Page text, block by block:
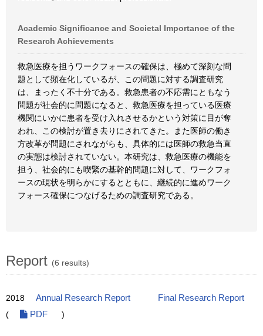
Academic Significance and Societal Importance of the
Research Achievements
救急医療を担うワークフォースの確保は、極めて深刻な問
題として顕在化しているが、この問題に対する調査研究
は、まったく不十分である。救急患者の不応需にともなう
問題が社会的に問題になると、救急医療を担っている医療
機関にいかに患者を受け入れさせるかという対策に目が奪
われ、この検討が置き去りにされてきた。また医師の働き
方改革が問題にされながらも、具体的には医師の救急当直
の実態は検討されていない。本研究は、救急医療の機能を
担う、社会的にも喫緊の基幹的問題に対して、ワークフォ
ースの現状を明らかにするとともに、継続的に進めワーク
フォース確保につなげるための調査研究である。
Report (6 results)
2018 Annual Research Report
Final Research Report
(
PDF )